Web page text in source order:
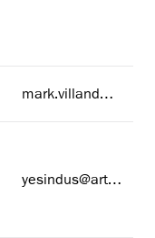
mark.villand@artun.ee
yesindus@artun.ee